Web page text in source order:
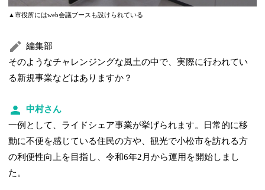
▲市役所にはweb会議ブースも設けられている
編集部
そのようなチャレンジングな風土の中で、実際に行われてい
る新規事業などはありますか？
中村さん
一例として、ライドシェア事業が挙げられます。日常的に移
動に不便を感じている住民の方や、観光で小松市を訪れる方
の利便性向上を目指し、令和6年2月から運用を開始しまし
た。